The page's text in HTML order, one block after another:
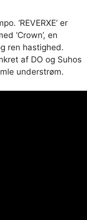
‘REVERXE’ er
‘Crown’, en
ren hastighed.
af DO og Suhos
understrøm.